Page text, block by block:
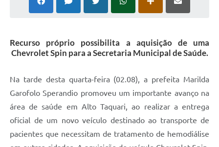
Recurso próprio possibilita a aquisição de uma
Chevrolet Spin para a Secretaria Municipal de Saúde.
Na tarde desta quarta-feira (02.08), a prefeita Marilda
Garofolo Sperandio promoveu um importante avanço na
área de saúde em Alto Taquari, ao realizar a entrega
oficial de um novo veículo destinado ao transporte de
pacientes que necessitam de tratamento de hemodiálise